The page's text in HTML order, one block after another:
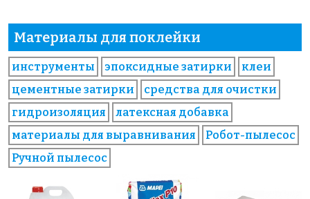
Материалы для поклейки
инструменты эпоксидные затирки
клеи
цементные затирки
средства для очистки
гидроизоляция
латексная добавка
материалы для выравнивания
Робот-пылесос
Ручной пылесос